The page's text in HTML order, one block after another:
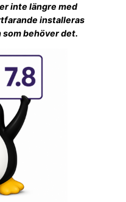
inte längre med
installeras
behöver det.